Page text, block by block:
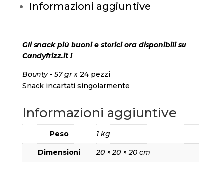
Informazioni aggiuntive
Gli snack più buoni e storici ora disponibili su
Candyfrizz.it !
Bounty - 57 gr x 24 pezzi
Snack incartati singolarmente
Informazioni aggiuntive
Peso 1 kg
Dimensioni 20 × 20 × 20 cm